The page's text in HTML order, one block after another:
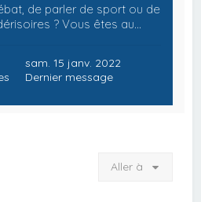
de parler de sport ou de
? Vous êtes au…
sam. 15 janv. 2022
Dernier message
Aller à